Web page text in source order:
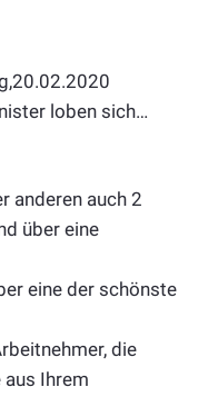
loben sich…
anderen auch 2
über eine
eine der schönste
die
Ihrem